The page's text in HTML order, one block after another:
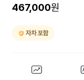
467,000원
자차 포함